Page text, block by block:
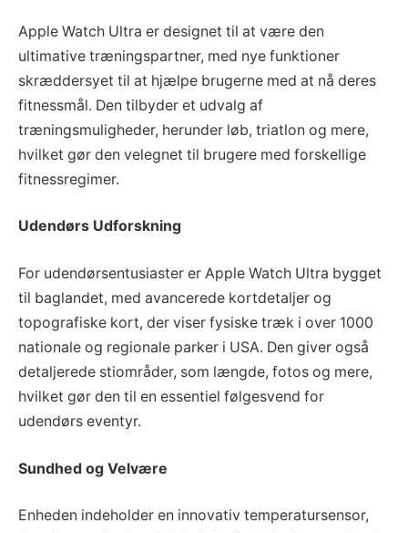
Apple Watch Ultra er designet til at være den
ultimative træningspartner, med nye funktioner
skræddersyet til at hjælpe brugerne med at nå deres
fitnessmål. Den tilbyder et udvalg af
træningsmuligheder, herunder løb, triatlon og mere,
hvilket gør den velegnet til brugere med forskellige
fitnessregimer.
Udendørs Udforskning
For udendørsentusiaster er Apple Watch Ultra bygget
til baglandet, med avancerede kortdetaljer og
topografiske kort, der viser fysiske træk i over 1000
nationale og regionale parker i USA. Den giver også
detaljerede stiområder, som længde, fotos og mere,
hvilket gør den til en essentiel følgesvend for
udendørs eventyr.
Sundhed og Velvære
Enheden indeholder en innovativ temperatursensor,